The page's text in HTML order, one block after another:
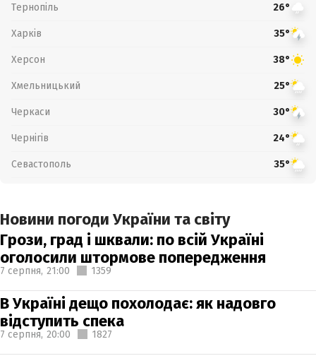
Тернопіль 26°
Харків 35°
Херсон 38°
Хмельницький 25°
Черкаси 30°
Чернігів 24°
Севастополь 35°
Новини погоди України та світу
Грози, град і шквали: по всій Україні
оголосили штормове попередження
7 серпня, 21:00 1359
В Україні дещо похолодає: як надовго
відступить спека
7 серпня, 20:00 1827